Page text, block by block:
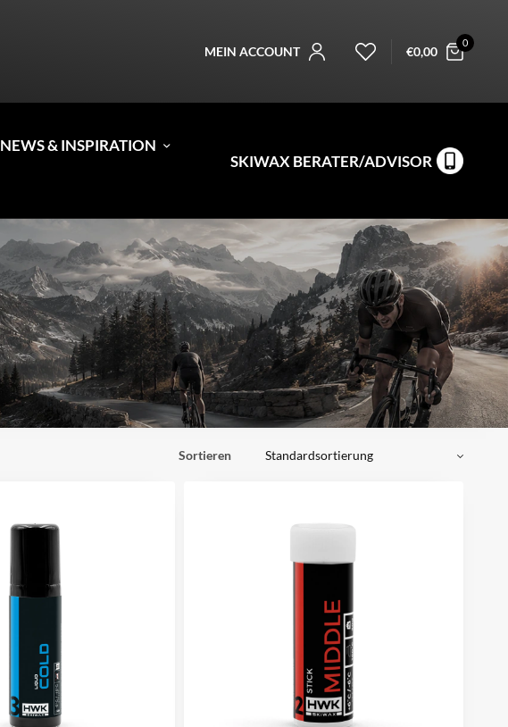
MEIN ACCOUNT €0,00
0
NEWS & INSPIRATION
SKIWAX BERATER/ADVISOR
Sortieren